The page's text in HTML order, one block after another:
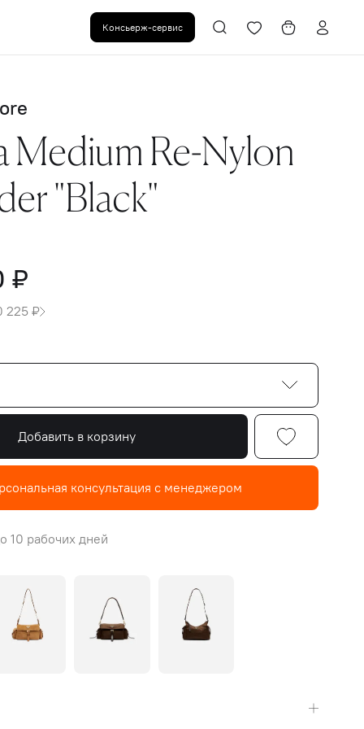
Консьерж-сервис
Medium Re-Nylon
"Black"
₽
225 ₽
Добавить в корзину
консультация с менеджером
10 рабочих дней